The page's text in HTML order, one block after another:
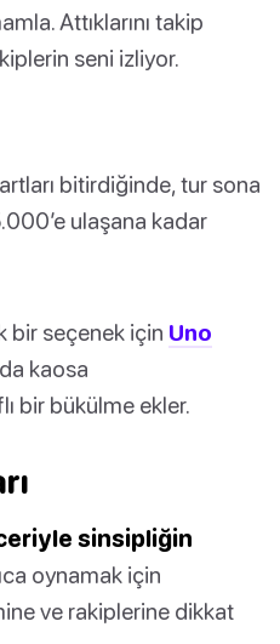
Attıklarını takip
seni izliyor.
bitirdiğinde, tur sona
ulaşana kadar
bir seçenek için Uno
kaosa
bir bükülme ekler.
sinsipliğin
oynamak için
ve rakiplerine dikkat